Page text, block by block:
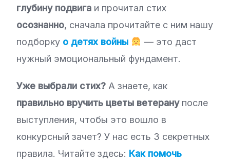
глубину подвига и прочитал стих
осознанно, сначала прочитайте с ним нашу
подборку о детях войны
— это даст
нужный эмоциональный фундамент.
Уже выбрали стих? А знаете, как
правильно вручить цветы ветеранупосле
выступления, чтобы это вошло в
конкурсный зачет? У нас есть 3 секретных
правила. Читайте здесь: Как помочь